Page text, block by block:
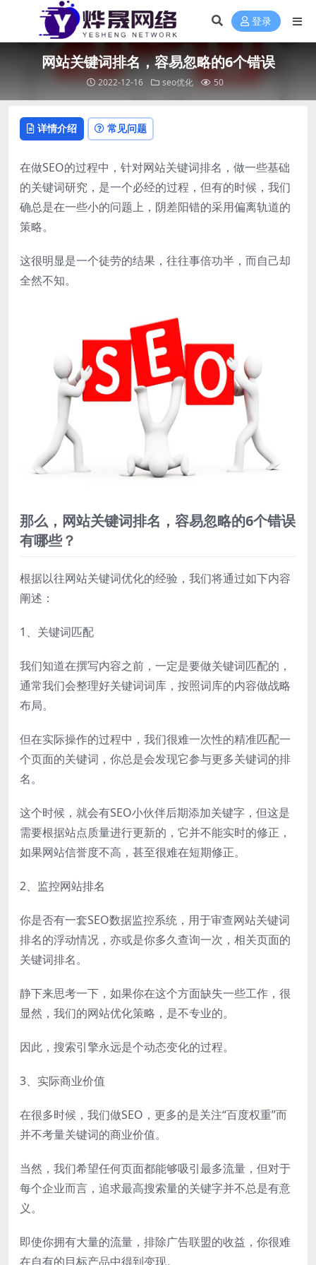
登录
网站关键词排名，容易忽略的6个错误
2022-12-16 seo优化 50
详情介绍 常见问题
在做SEO的过程中，针对网站关键词排名，做一些基础
的关键词研究，是一个必经的过程，但有的时候，我们
确总是在一些小的问题上，阴差阳错的采用偏离轨道的
策略。
这很明显是一个徒劳的结果，往往事倍功半，而自己却
全然不知。
那么，网站关键词排名，容易忽略的6个错误
有哪些？
根据以往网站关键词优化的经验，我们将通过如下内容
阐述：
1、关键词匹配
我们知道在撰写内容之前，一定是要做关键词匹配的，
通常我们会整理好关键词词库，按照词库的内容做战略
布局。
但在实际操作的过程中，我们很难一次性的精准匹配一
个页面的关键词，你总是会发现它参与更多关键词的排
名。
这个时候，就会有SEO小伙伴后期添加关键字，但这是
需要根据站点质量进行更新的，它并不能实时的修正，
如果网站信誉度不高，甚至很难在短期修正。
2、监控网站排名
你是否有一套SEO数据监控系统，用于审查网站关键词
排名的浮动情况，亦或是你多久查询一次，相关页面的
关键词排名。
静下来思考一下，如果你在这个方面缺失一些工作，很
显然，我们的网站优化策略，是不专业的。
因此，搜索引擎永远是个动态变化的过程。
3、实际商业价值
在很多时候，我们做SEO，更多的是关注“百度权重”而
并不考量关键词的商业价值。
当然，我们希望任何页面都能够吸引最多流量，但对于
每个企业而言，追求最高搜索量的关键字并不总是有意
义。
即使你拥有大量的流量，排除广告联盟的收益，你很难
在自有的目标产品中得到变现。